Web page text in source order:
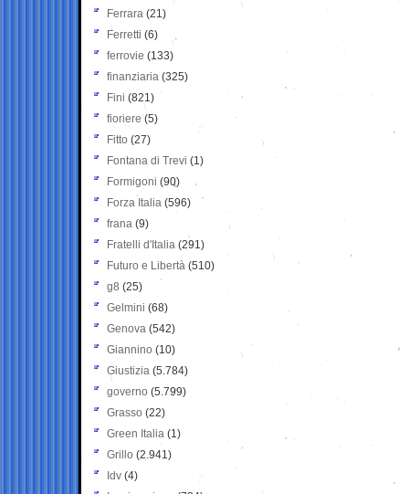
Ferrara (21)
Ferretti (6)
ferrovie (133)
finanziaria (325)
Fini (821)
fioriere (5)
Fitto (27)
Fontana di Trevi (1)
Formigoni (90)
Forza Italia (596)
frana (9)
Fratelli d'Italia (291)
Futuro e Libertà (510)
g8 (25)
Gelmini (68)
Genova (542)
Giannino (10)
Giustizia (5.784)
governo (5.799)
Grasso (22)
Green Italia (1)
Grillo (2.941)
Idv (4)